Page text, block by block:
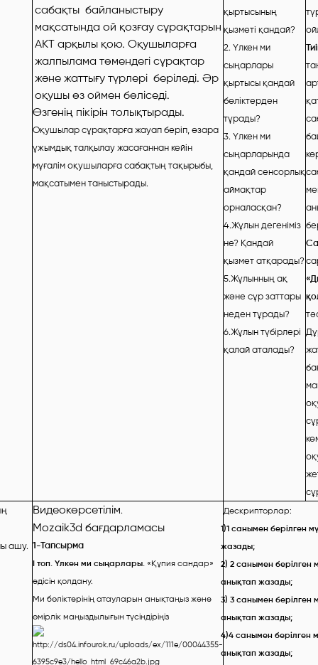
сабақты байланыстыру
мақсатында ой қозғау сұрақтарын
АКТ арқылы қою. Оқушыларға
жалпылама төмендегі сұрақтар
және жаттығу түрлері беріледі. Әр
оқушы өз оймен бөліседі.
Өзгенің пікірін толықтырады.
Оқушылар сұрақтарға жауап беріп, өзара
ұжымдық талқылау жасағаннан кейін
мұғалім оқушыларға сабақтың тақырыбы,
мақсатымен таныстырады.
қыртысының
қызметі қандай?
2. Үлкен ми
сыңарлары
қыртысы қандай
бөліктерден
тұрады?
3. Үлкен ми
сыңарларында
қандай сенсорлық
аймақтар
орналасқан?
4.Жұлын дегеніміз
не? Қандай
қызмет атқарады?
5.Жұлынның ақ
және сұр заттары
неден тұрады?
6.Жұлын түбірлері
қалай аталады?
ашу.
Видеокөрсетілім.
Mozaik3d бағдарламасы
1-Тапсырма
І топ. Үлкен ми сыңарлары. «Құпия сандар»
әдісін қолдану.
Ми бөліктерінің атауларын анықтаңыз және
өмірлік маңыздылығын түсіндіріңіз
Дескрипторлар:
1)1 санымен берілген
жазады;
2) 2 санымен берілген
анықтап жазады;
3) 3 санымен берілген
анықтап жазады;
4)4 санымен берілген
анықтап жазады;